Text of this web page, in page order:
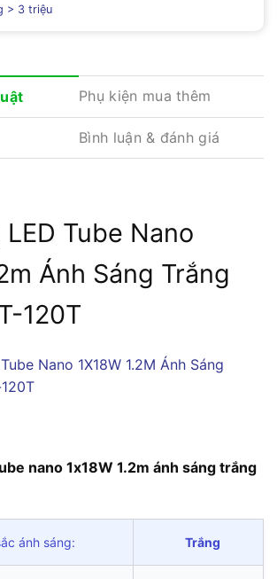
> 3 triệu
Phụ kiện mua thêm
Bình luận & đánh giá
Tube Nano
Ánh Sáng Trắng
120T
nano 1x18W 1.2m ánh sáng trắng
ánh sáng: Trắng